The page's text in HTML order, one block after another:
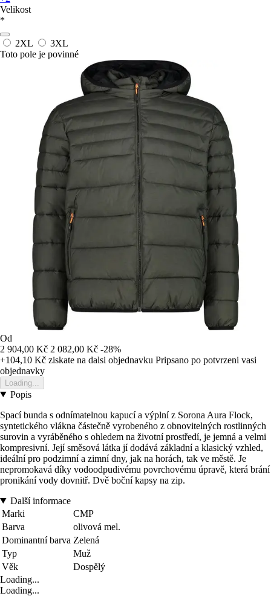
Velikost
*
2XL
3XL
Toto pole je povinné
Od
2 904,00 Kč 2 082,00 Kč -28%
+104,10 Kč ziskate na dalsi objednavku Pripsano po potvrzeni vasi
objednavky
Loading...
Popis
Spací bunda s odnímatelnou kapucí a výplní z Sorona Aura Flock,
syntetického vlákna částečně vyrobeného z obnovitelných rostlinných
surovin a vyráběného s ohledem na životní prostředí, je jemná a velmi
kompresivní. Její směsová látka jí dodává základní a klasický vzhled,
ideální pro podzimní a zimní dny, jak na horách, tak ve městě. Je
nepromokavá díky vodoodpudivému povrchovému úpravě, která brání
pronikání vody dovnitř. Dvě boční kapsy na zip.
Další informace
Marki
CMP
Barva
olivová mel.
Dominantní barva Zelená
Typ
Muž
Věk
Dospělý
Loading...
Loading...